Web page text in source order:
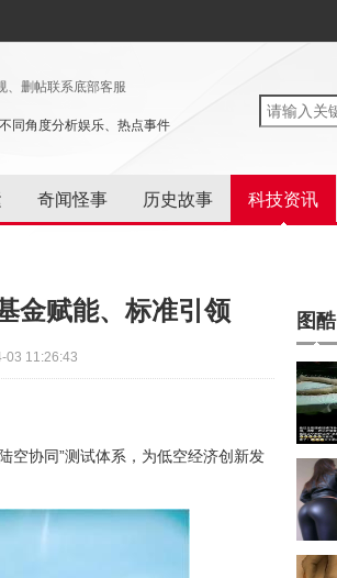
、删帖联系底部客服
同角度分析娱乐、热点事件
奇闻怪事 历史故事 科技资讯
金赋能、标准引领
03 11:26:43
空协同”测试体系，为低空经济创新发
图酷